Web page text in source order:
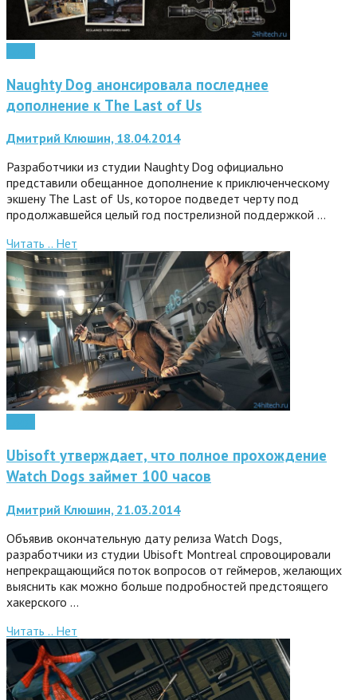
Naughty Dog анонсировала последнее
дополнение к The Last of Us
Дмитрий Клюшин, 18.04.2014
Разработчики из студии Naughty Dog официально
представили обещанное дополнение к приключенческому
экшену The Last of Us, которое подведет черту под
продолжавшейся целый год пострелизной поддержкой …
Читать .. Нет
Ubisoft утверждает, что полное прохождение
Watch Dogs займет 100 часов
Дмитрий Клюшин, 21.03.2014
Объявив окончательную дату релиза Watch Dogs,
разработчики из студии Ubisoft Montreal спровоцировали
непрекращающийся поток вопросов от геймеров, желающих
выяснить как можно больше подробностей предстоящего
хакерского …
Читать .. Нет